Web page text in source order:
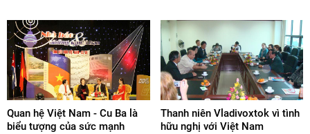
Quan hệ Việt Nam - Cu Ba là
biểu tượng của sức mạnh
Thanh niên Vladivoxtok vì tình
hữu nghị với Việt Nam